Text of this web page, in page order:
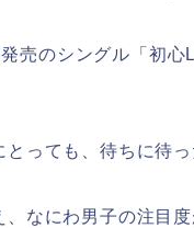
売のシングル「初
っても、待ちに待っ
なにわ男子の注目